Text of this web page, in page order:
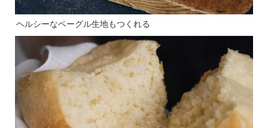
ヘルシーなベーグル生地もつくれる